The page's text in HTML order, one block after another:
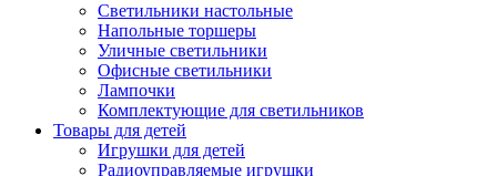
Светильники настольные
Напольные торшеры
Уличные светильники
Офисные светильники
Лампочки
Комплектующие для светильников
Товары для детей
Игрушки для детей
Радиоуправляемые игрушки